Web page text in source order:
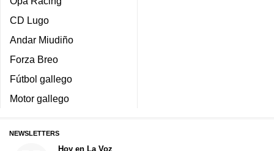
CD Lugo
Andar Miudiño
Forza Breo
Fútbol gallego
Motor gallego
NEWSLETTERS
Hoy en La Voz